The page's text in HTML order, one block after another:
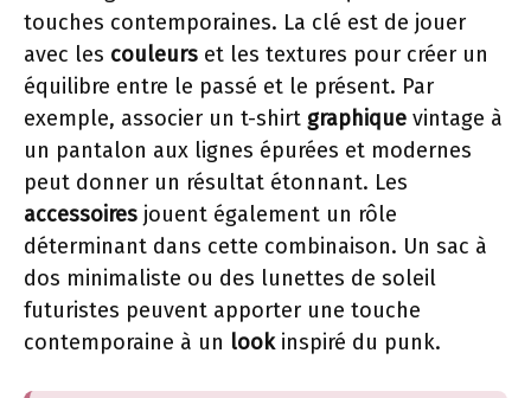
touches contemporaines. La clé est de jouer
avec les couleurs et les textures pour créer un
équilibre entre le passé et le présent. Par
exemple, associer un t-shirt graphique vintage à
un pantalon aux lignes épurées et modernes
peut donner un résultat étonnant. Les
accessoires jouent également un rôle
déterminant dans cette combinaison. Un sac à
dos minimaliste ou des lunettes de soleil
futuristes peuvent apporter une touche
contemporaine à un lookinspiré du punk.